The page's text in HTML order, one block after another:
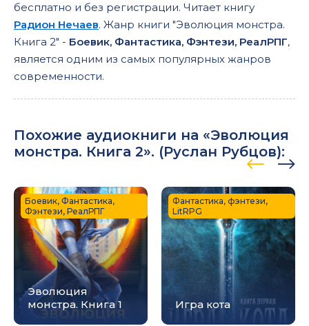
бесплатно и без регистрации. Читает книгу
Радион Нечаев. Жанр книги "Эволюция монстра.
Книга 2" - Боевик, Фантастика, Фэнтези, РеалРПГ,
является одним из самых популярных жанров
современности.
Похожие аудиокниги на «Эволюция
монстра. Книга 2». (Руслан Рубцов):
Эволюция
монстра. Книга 1
Боевик, Фантастика,
Фэнтези, РеалРПГ
Игра кота
Фантастика, фэнтези,
LitRPG